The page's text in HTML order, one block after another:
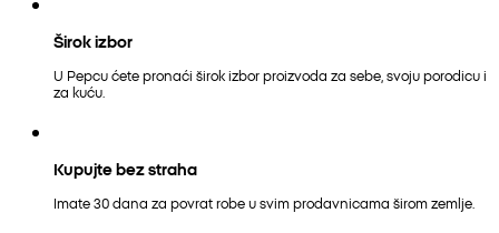
Širok izbor
U Pepcu ćete pronaći širok izbor proizvoda za sebe, svoju porodicu i
za kuću.
Kupujte bez straha
Imate 30 dana za povrat robe u svim prodavnicama širom zemlje.